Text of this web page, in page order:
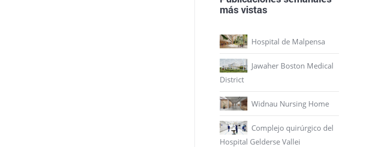
más vistas
Hospital de Malpensa
Jawaher Boston Medical
District
Widnau Nursing Home
Complejo quirúrgico del
Hospital Gelderse Vallei